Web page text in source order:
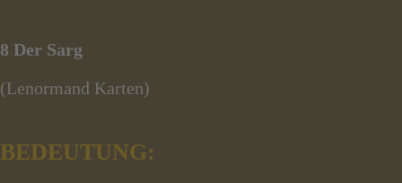
8 Der Sarg
(Lenormand Karten)
BEDEUTUNG: